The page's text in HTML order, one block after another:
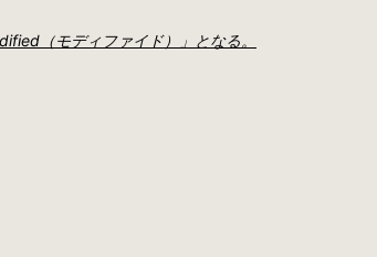
（モディファイド）」となる。